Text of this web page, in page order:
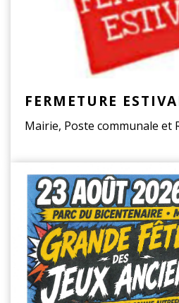
FERMETURE
Mairie, Poste communale et